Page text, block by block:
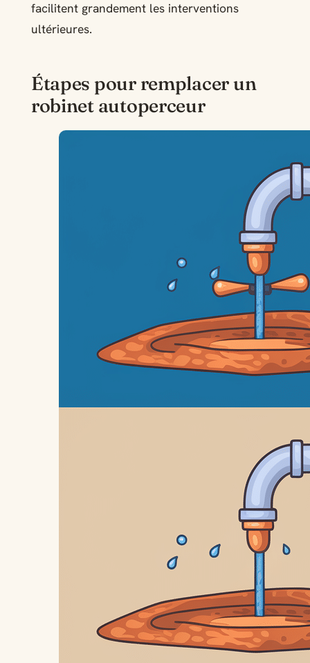
facilitent grandement les interventions
ultérieures.
Étapes pour remplacer un
robinet autoperceur